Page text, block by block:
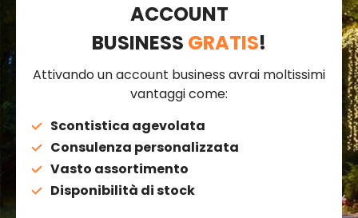
ACCOUNT
BUSINESS GRATIS!
Attivando un account business avrai moltissimi
vantaggi come:
Scontistica agevolata
Consulenza personalizzata
Vasto assortimento
Disponibilità di stock